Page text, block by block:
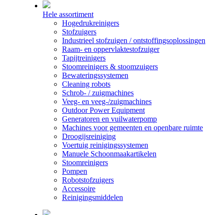
Hele assortiment
Hogedrukreinigers
Stofzuigers
Industrieel stofzuigen / ontstoffingsoplossingen
Raam- en oppervlaktestofzuiger
Tapijtreinigers
Stoomreinigers & stoomzuigers
Bewateringssystemen
Cleaning robots
Schrob- / zuigmachines
Veeg- en veeg-/zuigmachines
Outdoor Power Equipment
Generatoren en vuilwaterpomp
Machines voor gemeenten en openbare ruimte
Droogijsreiniging
Voertuig reinigingssystemen
Manuele Schoonmaakartikelen
Stoomreinigers
Pompen
Robotstofzuigers
Accessoire
Reinigingsmiddelen